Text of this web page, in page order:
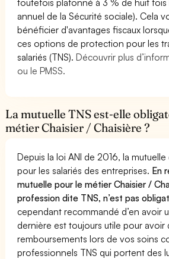
annuel de la Sécurité sociale). Cela
bénéficier d'avantages fiscaux
ces options de protection pour les
salariés (TNS).Découvrir plus
ou le PMSS.
La mutuelle TNS est-elle
métier Chaisier / Chaisière ?
Depuis la loi ANI de 2016, la
pour les salariés des entreprises. En
mutuelle pour le métier Chaisier /
profession dite TNS, n’est pas
cependant recommandé d’en avoir
dernière est toujours utile pour avoir
remboursements lors de vos soins
professionnels TNS qui portent des